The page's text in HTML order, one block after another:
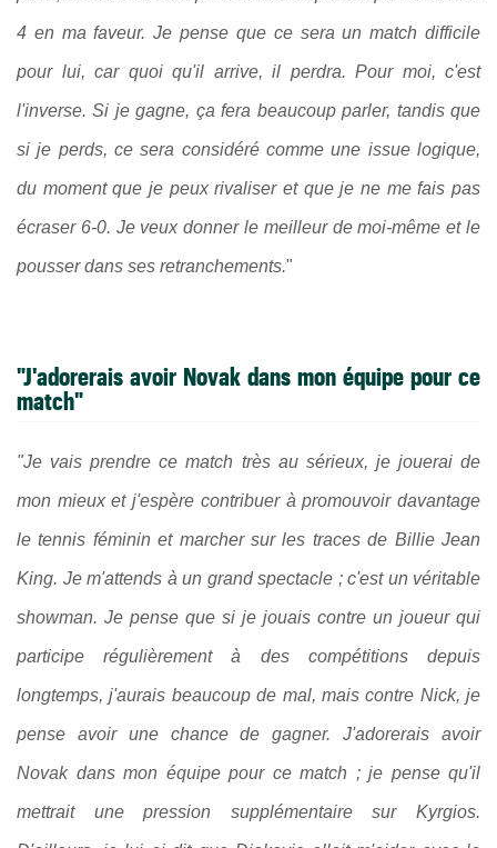
4 en ma faveur. Je pense que ce sera un match difficile
pour lui, car quoi qu'il arrive, il perdra. Pour moi, c'est
l'inverse. Si je gagne, ça fera beaucoup parler, tandis que
si je perds, ce sera considéré comme une issue logique,
du moment que je peux rivaliser et que je ne me fais pas
écraser 6-0. Je veux donner le meilleur de moi-même et le
pousser dans ses retranchements."
"J'adorerais avoir Novak dans mon équipe pour ce
match"
"Je vais prendre ce match très au sérieux, je jouerai de
mon mieux et j'espère contribuer à promouvoir davantage
le tennis féminin et marcher sur les traces de Billie Jean
King. Je m'attends à un grand spectacle ; c'est un véritable
showman. Je pense que si je jouais contre un joueur qui
participe régulièrement à des compétitions depuis
longtemps, j'aurais beaucoup de mal, mais contre Nick, je
pense avoir une chance de gagner. J'adorerais avoir
Novak dans mon équipe pour ce match ; je pense qu'il
mettrait une pression supplémentaire sur Kyrgios.